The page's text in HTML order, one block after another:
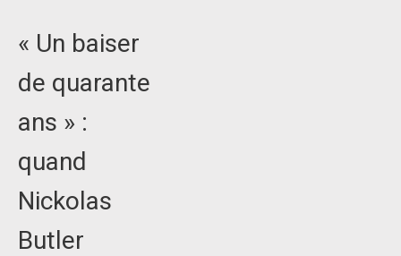
« Un baiser
de quarante
ans » :
quand
Nickolas
Butler